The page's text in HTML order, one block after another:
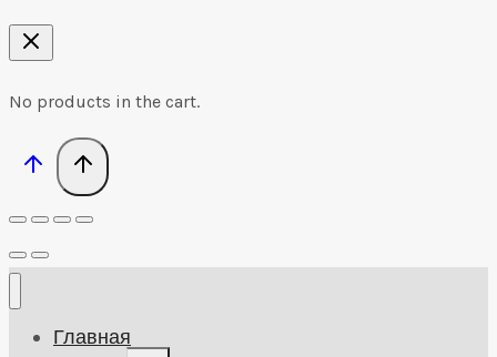
No products in the cart.
Главная